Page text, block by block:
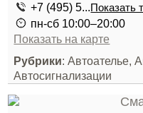
+7 (495) 5...Показать
пн-сб 10:00–20:00
Показать на карте
Рубрики: Автоателье,
Автосигнализации